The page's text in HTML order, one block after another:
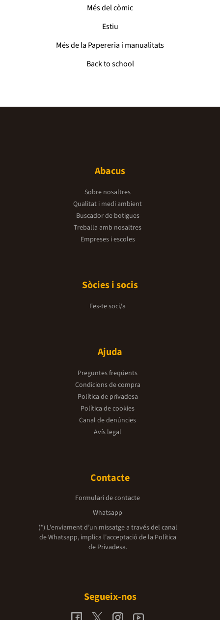
Més del còmic
Estiu
Més de la Papereria i manualitats
Back to school
Abacus
Sobre nosaltres
Qualitat i medi ambient
Buscador de botigues
Treballa amb nosaltres
Empreses i escoles
Sòcies i socis
Fes-te soci/a
Ajuda
Preguntes freqüents
Condicions de compra
Política de privadesa
Política de cookies
Canal de denúncies
Avís legal
Contacte
Formulari de contacte
Whatsapp
(*) L'enviament d’un missatge a través del canal
de Whatsapp, implica l'acceptació de la Política
de Privadesa.
Segueix-nos